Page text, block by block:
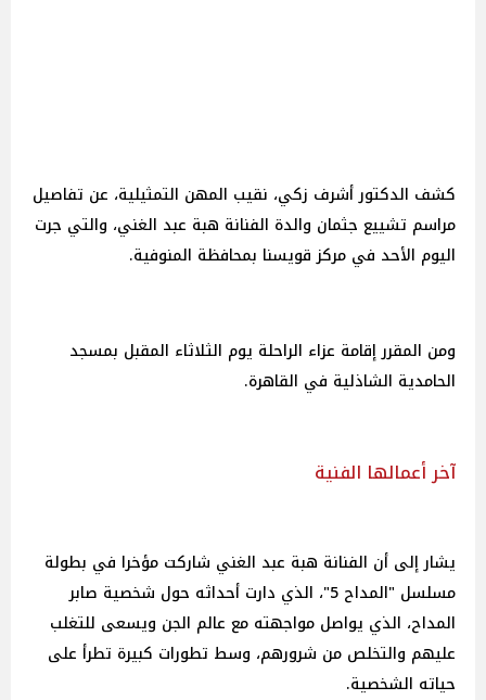
كشف الدكتور أشرف زكي، نقيب المهن التمثيلية، عن تفاصيل
مراسم تشييع جثمان والدة الفنانة هبة عبد الغني، والتي جرت
اليوم الأحد في مركز قويسنا بمحافظة المنوفية.
ومن المقرر إقامة عزاء الراحلة يوم الثلاثاء المقبل بمسجد
الحامدية الشاذلية في القاهرة.
آخر أعمالها الفنية
يشار إلى أن الفنانة هبة عبد الغني شاركت مؤخرا في بطولة
مسلسل "المداح 5"، الذي دارت أحداثه حول شخصية صابر
المداح، الذي يواصل مواجهته مع عالم الجن ويسعى للتغلب
عليهم والتخلص من شرورهم، وسط تطورات كبيرة تطرأ على
حياته الشخصية.